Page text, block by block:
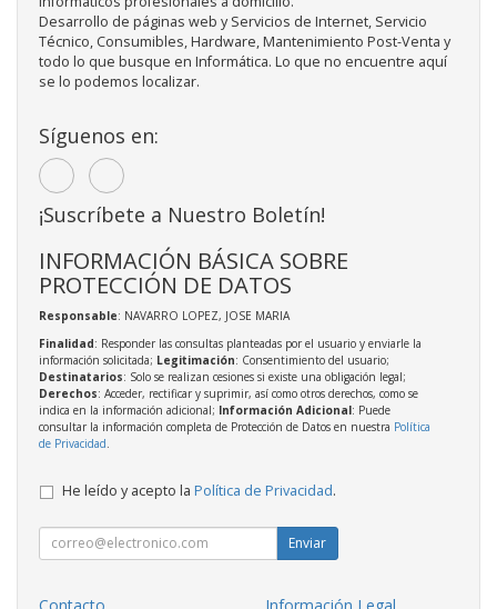
Desarrollo de páginas web y Servicios de Internet, Servicio
Técnico, Consumibles, Hardware, Mantenimiento Post-Venta y
todo lo que busque en Informática. Lo que no encuentre aquí
se lo podemos localizar.
Síguenos en:
¡Suscríbete a Nuestro Boletín!
INFORMACIÓN BÁSICA SOBRE
PROTECCIÓN DE DATOS
Responsable: NAVARRO LOPEZ, JOSE MARIA
Finalidad: Responder las consultas planteadas por el usuario y enviarle la
información solicitada; Legitimación: Consentimiento del usuario;
Destinatarios: Solo se realizan cesiones si existe una obligación legal;
Derechos: Acceder, rectificar y suprimir, así como otros derechos, como se
indica en la información adicional; Información Adicional: Puede
consultar la información completa de Protección de Datos en nuestra Política
de Privacidad
He leído y acepto la Política de Privacidad.
Enviar
Contacto Información Legal